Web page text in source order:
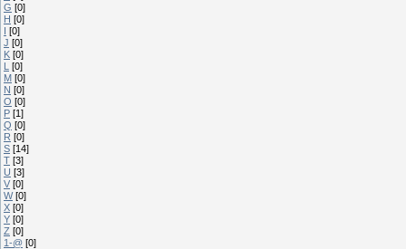
G [0]
H [0]
I [0]
J [0]
K [0]
L [0]
M [0]
N [0]
O [0]
P [1]
Q [0]
R [0]
S [14]
T [3]
U [3]
V [0]
W [0]
X [0]
Y [0]
Z [0]
1-@ [0]